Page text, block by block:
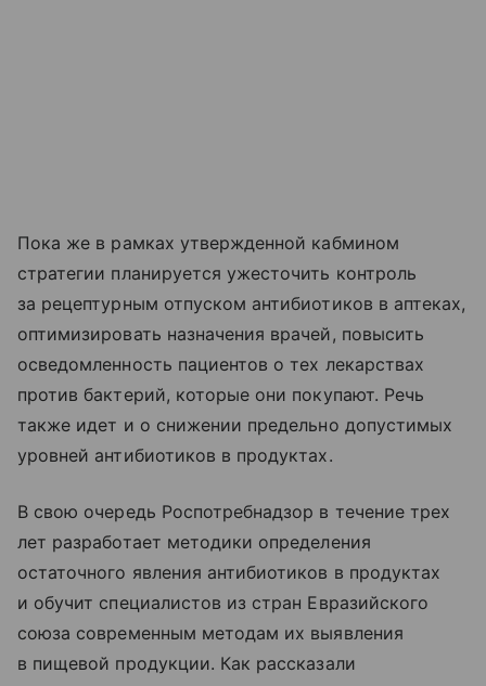
Пока же в рамках утвержденной кабмином
стратегии планируется ужесточить контроль
за рецептурным отпуском антибиотиков в аптеках,
оптимизировать назначения врачей, повысить
осведомленность пациентов о тех лекарствах
против бактерий, которые они покупают. Речь
также идет и о снижении предельно допустимых
уровней антибиотиков в продуктах.
В свою очередь Роспотребнадзор в течение трех
лет разработает методики определения
остаточного явления антибиотиков в продуктах
и обучит специалистов из стран Евразийского
союза современным методам их выявления
в пищевой продукции. Как рассказали